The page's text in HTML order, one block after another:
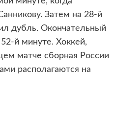
Затем на 28-й
дубль. Окончательный
й минуте. Хоккей,
матче сборная России
располагаются на